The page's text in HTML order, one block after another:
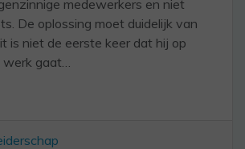
medewerkers en niet
De oplossing moet duidelijk van
is niet de eerste keer dat hij op
werk gaat…